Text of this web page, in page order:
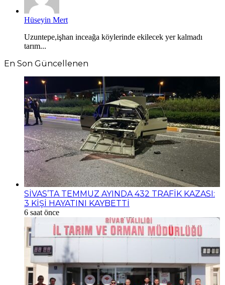
Hüseyin Mert
Uzuntepe,işhan inceağa köylerinde ekilecek yer kalmadı
tarım...
En Son Güncellenen
SİVAS’TA TEMMUZ AYINDA 432 TRAFİK KAZASI:
3 KİŞİ HAYATINI KAYBETTİ
6 saat önce